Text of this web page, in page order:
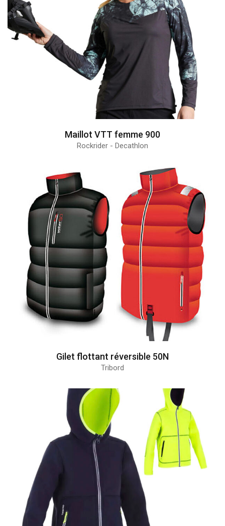
Maillot VTT femme 900
Rockrider - Decathlon
Gilet flottant réversible 50N
Tribord